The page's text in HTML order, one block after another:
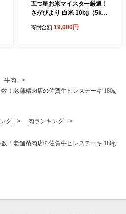
五つ星お米マイスター厳選！
さがびより 白米 10kg（5kg
店 [FCW046]
寄附金額 19,000円
牛肉
！老舗精肉店の佐賀牛ヒレステーキ 180g
グ
肉ランキング
！老舗精肉店の佐賀牛ヒレステーキ 180g